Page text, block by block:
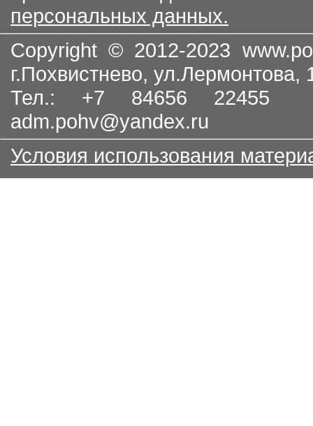
персональных данных.
Copyright © 2012-2023
г.Похвистнево, ул.Лермонтова,
Тел.: +7 84656
adm.pohv@yandex.ru
Условия использования